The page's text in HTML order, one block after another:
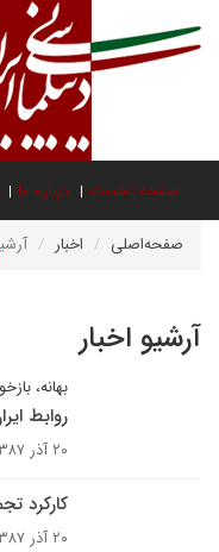
صفحه نخست درباره ما
صفحه‌اصلی اخبار
آرشیو اخبار
بهانه،
روابط
۲۰ آذر ۱۳۸۷
کارکرد
۲۰ آذر ۱۳۸۷